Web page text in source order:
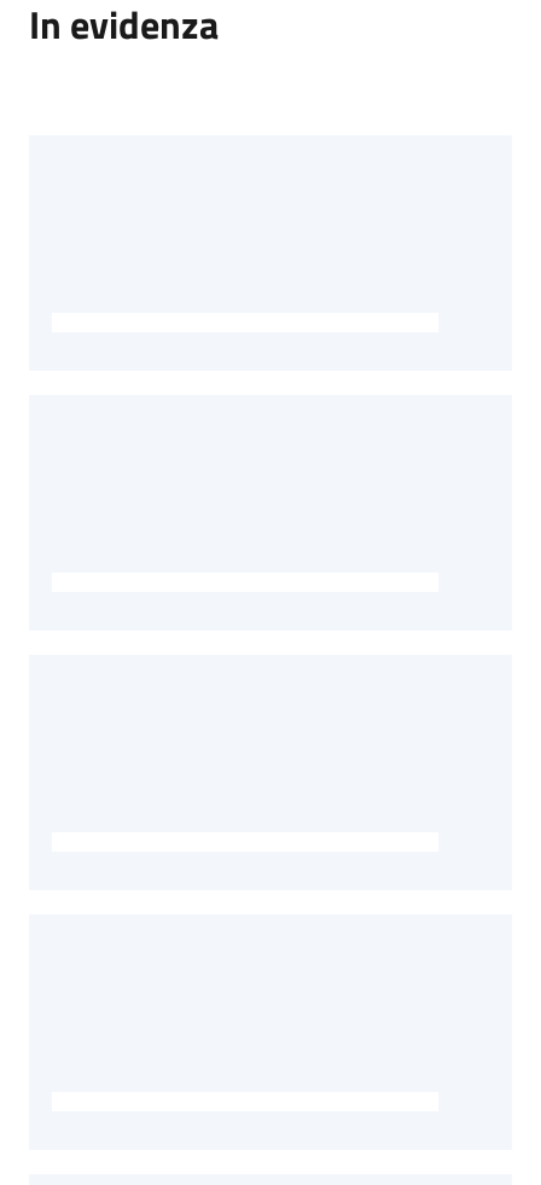
In evidenza